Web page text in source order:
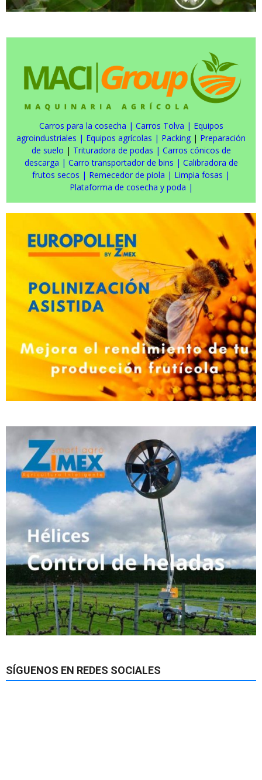
Carros para la cosecha | Carros Tolva | Equipos
agroindustriales | Equipos agrícolas | Packing | Preparación
de suelo | Trituradora de podas | Carros cónicos de
descarga | Carro transportador de bins | Calibradora de
frutos secos | Remecedor de piola | Limpia fosas |
Plataforma de cosecha y poda |
SÍGUENOS EN REDES SOCIALES